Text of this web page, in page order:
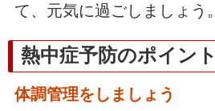
て、元気に過ごしましょう。
熱中症予防のポイント
体調管理をしましょう